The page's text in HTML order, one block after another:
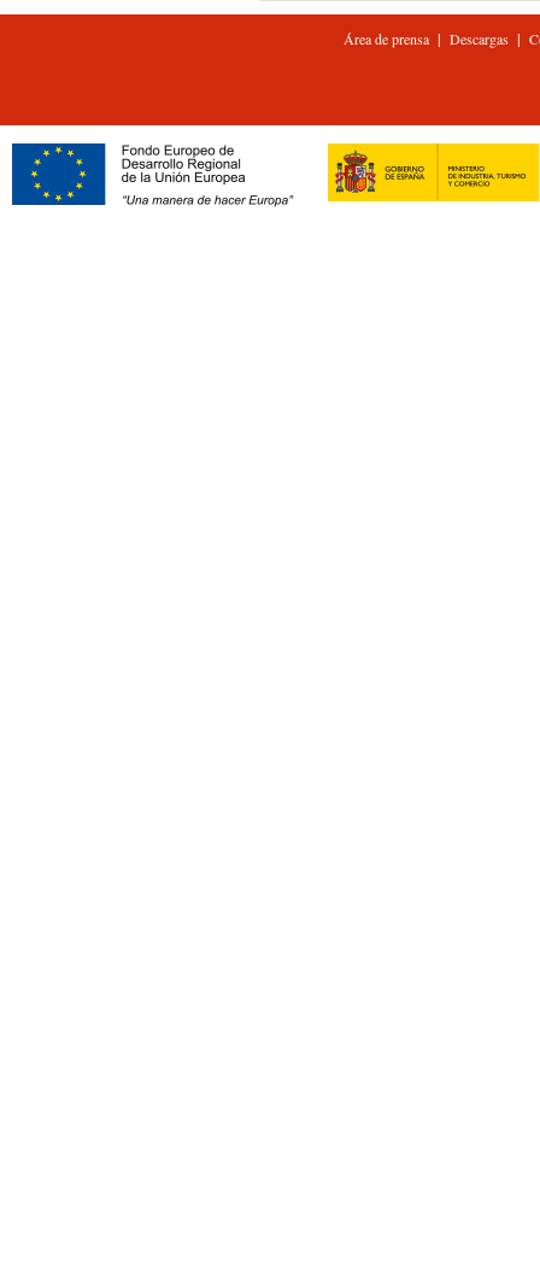
Área de prensa| Descargas|